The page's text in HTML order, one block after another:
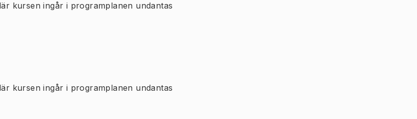
kursen ingår i programplanen undantas
kursen ingår i programplanen undantas